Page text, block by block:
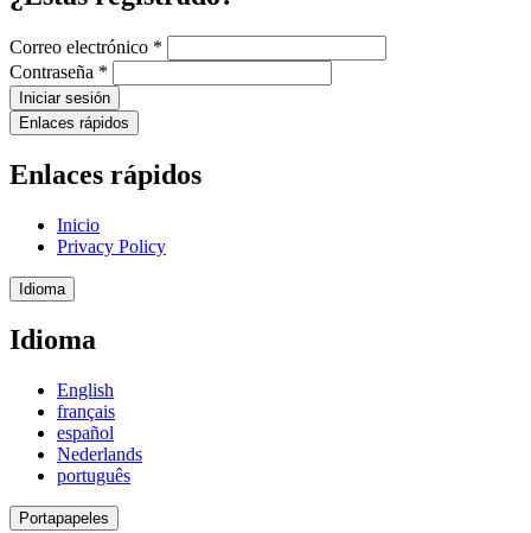
Correo electrónico *
Contraseña *
Iniciar sesión
Enlaces rápidos
Enlaces rápidos
Inicio
Privacy Policy
Idioma
Idioma
English
français
español
Nederlands
português
Portapapeles